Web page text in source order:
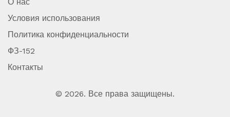
Условия использования
Политика конфиденциальности
ФЗ-152
Контакты
© 2026. Все права защищены.